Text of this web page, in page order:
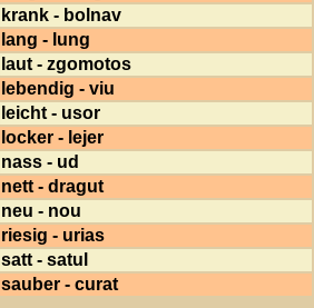
krank - bolnav
lang - lung
laut - zgomotos
lebendig - viu
leicht - usor
locker - lejer
nass - ud
nett - dragut
neu - nou
riesig - urias
satt - satul
sauber - curat